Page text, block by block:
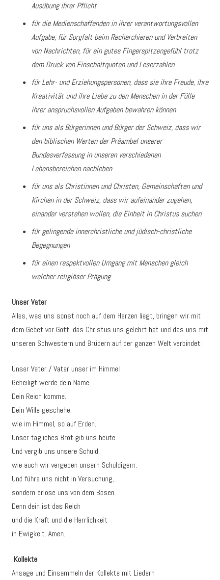
Ausübung ihrer Pflicht
für die Medienschaffenden in ihrer verantwortungsvollen
Aufgabe, für Sorgfalt beim Recherchieren und Verbreiten
von Nachrichten, für ein gutes Fingerspitzengefühl trotz
dem Druck von Einschaltquoten und Leserzahlen
für Lehr- und Erziehungspersonen, dass sie ihre Freude, ihre
Kreativität und ihre Liebe zu den Menschen in der Fülle
ihrer anspruchsvollen Aufgaben bewahren können
für uns als Bürgerinnen und Bürger der Schweiz, dass wir
den biblischen Werten der Präambel unserer
Bundesverfassung in unseren verschiedenen
Lebensbereichen nachleben
für uns als Christinnen und Christen, Gemeinschaften und
Kirchen in der Schweiz, dass wir aufeinander zugehen,
einander verstehen wollen, die Einheit in Christus suchen
für gelingende innerchristliche und jüdisch-christliche
Begegnungen
für einen respektvollen Umgang mit Menschen gleich
welcher religiöser Prägung
Unser Vater
Alles, was uns sonst noch auf dem Herzen liegt, bringen wir mit
dem Gebet vor Gott, das Christus uns gelehrt hat und das uns mit
unseren Schwestern und Brüdern auf der ganzen Welt verbindet:
Unser Vater / Vater unser im Himmel
Geheiligt werde dein Name.
Dein Reich komme.
Dein Wille geschehe,
wie im Himmel, so auf Erden.
Unser tägliches Brot gib uns heute.
Und vergib uns unsere Schuld,
wie auch wir vergeben unsern Schuldigern.
Und führe uns nicht in Versuchung,
sondern erlöse uns von dem Bösen.
Denn dein ist das Reich
und die Kraft und die Herrlichkeit
in Ewigkeit. Amen.
Kollekte
Ansage und Einsammeln der Kollekte mit Liedern